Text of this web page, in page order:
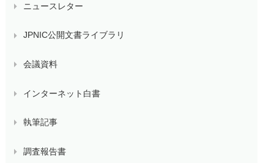
ニュースレター
JPNIC公開文書ライブラリ
会議資料
インターネット白書
執筆記事
調査報告書